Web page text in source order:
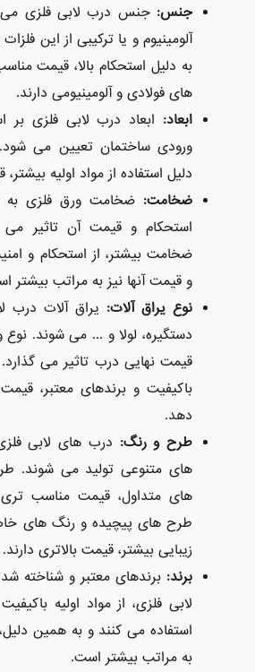
جنس: جنس درب لابی فلزی می
آلومینیوم و یا ترکیبی از این
به دلیل استحکام بالا، قیمت
های فولادی و آلومینیومی دارند.
ابعاد: ابعاد درب لابی فلزی
ورودی ساختمان تعیین می
دلیل استفاده از مواد اولیه
ضخامت: ضخامت ورق فلزی به
استحکام و قیمت آن تاثیر
ضخامت بیشتر، از استحکام و
و قیمت آنها نیز به مراتب بیشتر
نوع یراق آلات: یراق آلات درب
دستگیره، لولا و ... می شوند. نوع
قیمت نهایی درب تاثیر می گذارد.
باکیفیت و برندهای معتبر،
دهد.
طرح و رنگ: درب های لابی
های متنوعی تولید می شوند.
های متداول، قیمت مناسب
طرح های پیچیده و رنگ های
زیبایی بیشتر، قیمت بالاتری دارند.
برند: برندهای معتبر و شناخته
لابی فلزی، از مواد اولیه
استفاده می کنند و به همین
به مراتب بیشتر است.